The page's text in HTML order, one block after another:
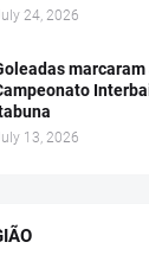
24, 2026
marcaram
13, 2026